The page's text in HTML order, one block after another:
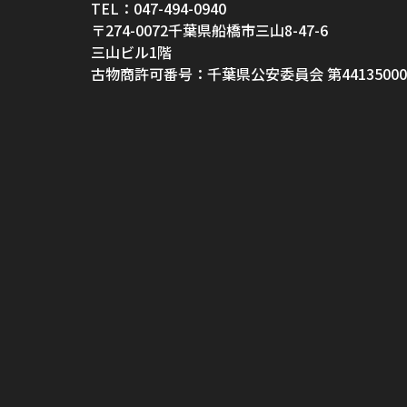
TEL：047-494-0940
〒274-0072千葉県船橋市三山8-47-6
三山ビル1階
古物商許可番号：千葉県公安委員会 第